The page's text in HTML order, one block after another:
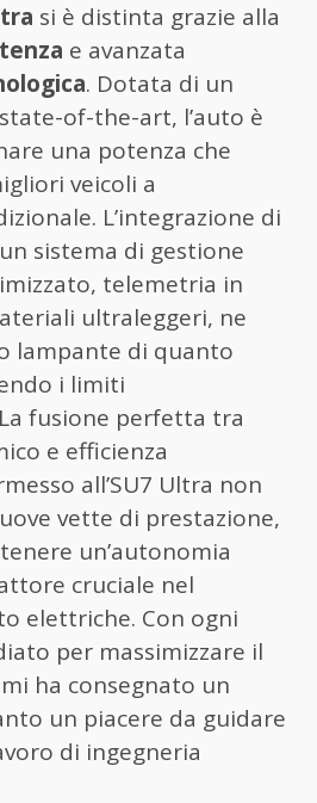
si è distinta grazie alla
e avanzata
. Dotata di un
of-the-art, l’auto è
una potenza che
veicoli a
L’integrazione di
sistema di gestione
telemetria in
ultraleggeri, ne
lampante di quanto
i limiti
fusione perfetta tra
e efficienza
all’SU7 Ultra non
vette di prestazione,
un’autonomia
cruciale nel
elettriche. Con ogni
per massimizzare il
ha consegnato un
un piacere da guidare
di ingegneria